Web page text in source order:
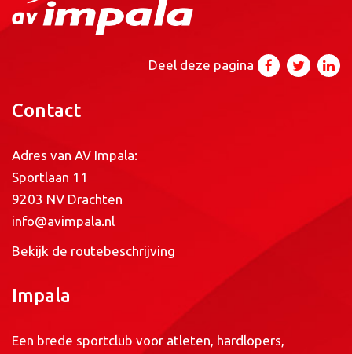
Deel deze pagina
Contact
Adres van AV Impala:
Sportlaan 11
9203 NV Drachten
info@avimpala.nl
Bekijk de routebeschrijving
Impala
Een brede sportclub voor atleten, hardlopers,